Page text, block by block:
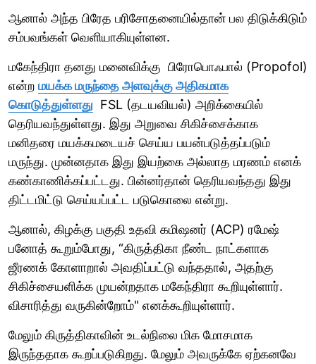
ஆனால் அந்த பிரேத பரிசோதனையில்தான் பல திடுக்கிடும்
சம்பவங்கள் வெளியாகியுள்ளன.
மகேந்திரா தனது மனைவிக்கு பிரோபொஃபால் (Propofol)
என்ற மயக்க மருந்தை அளவுக்கு அதிகமாக
கொடுத்துள்ளது FSL (தடயவியல்) அறிக்கையில்
தெரியவந்துள்ளது. இது அறுவை சிகிச்சைக்காக
மனிதரை மயக்கமடையச் செய்ய பயன்படுத்தப்படும்
மருந்து. முன்னதாக இது இயற்கை அல்லாத மரணம் எனக்
கண்காணிக்கப்பட்டது. பின்னர்தான் தெரியவந்தது இது
திட்டமிட்டு செய்யப்பட்ட படுகொலை என்று.
ஆனால், கிழக்கு பகுதி உதவி கமிஷனர் (ACP) ரமேஷ்
பனோத் கூறும்போது, “கிருத்திகா நீண்ட நாட்களாக
ஜீரணக் கோளாறால் அவதிப்பட்டு வந்ததால், அதற்கு
சிகிச்சையளிக்க முயன்றதாக மகேந்திரா கூறியுள்ளார்.
விசாரித்து வருகின்றோம்" எனக்கூறியுள்ளார்.
மேலும் கிருத்திகாவின் உடல்நிலை மிக மோசமாக
இருந்ததாக கூறப்படுகிறது. மேலும் அவருக்கே ஏற்கனவே